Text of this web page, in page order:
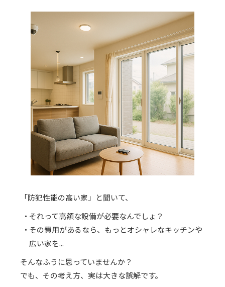
「防犯性能の高い家」と聞いて、
それって高額な設備が必要なんでしょ？
その費用があるなら、もっとオシャレなキッチンや
広い家を...
そんなふうに思っていませんか？
でも、その考え方、実は大きな誤解です。